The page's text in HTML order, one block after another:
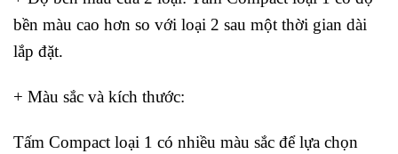
bền màu cao hơn so với loại 2 sau một thời gian dài
lắp đặt.
+ Màu sắc và kích thước:
Tấm Compact loại 1 có nhiều màu sắc để lựa chọn